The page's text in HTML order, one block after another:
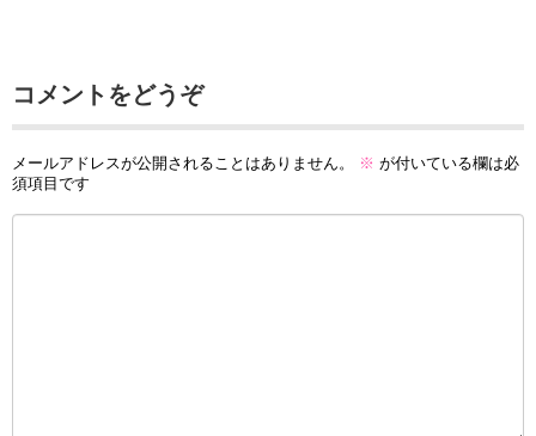
コメントをどうぞ
メールアドレスが公開されることはありません。 ※ が付いている欄は必
須項目です